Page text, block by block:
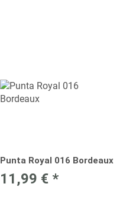
Punta Royal 016 Bordeaux
11,99 € *